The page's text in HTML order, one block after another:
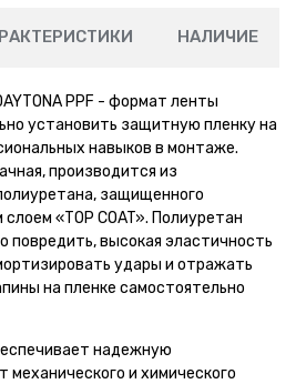
НАЛИЧИЕ
PPF - формат ленты
установить защитную пленку на
навыков в монтаже.
производится из
защищенного
«TOP COAT». Полиуретан
повредить, высокая эластичность
удары и отражать
на пленке самостоятельно
надежную
и химического